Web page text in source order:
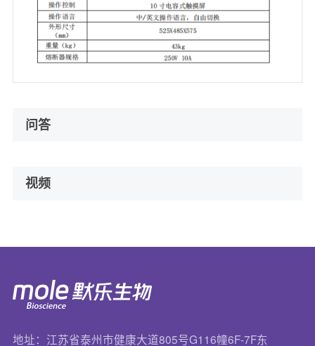
问答
视频
地址：江苏省泰州市健康大道805号G116幢6F-7F东